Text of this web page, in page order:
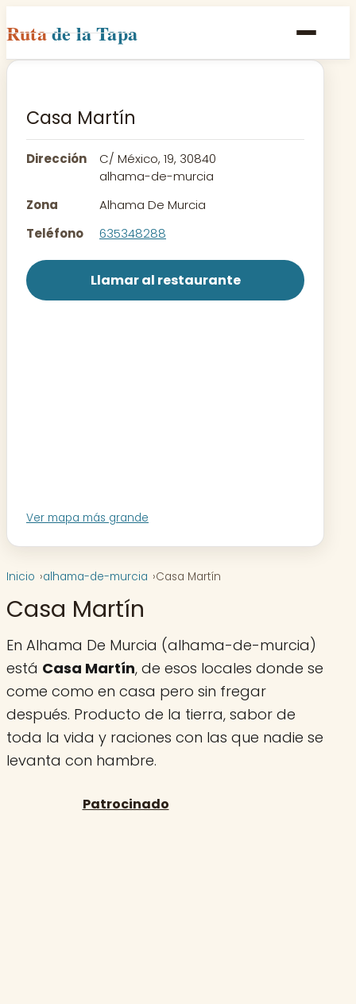
Rutade la Tapa
Inicio
Rutas
Contacto
Casa Martín
Dirección
C/ México, 19, 30840
alhama-de-murcia
Zona
Alhama De Murcia
Teléfono
635348288
Llamar al restaurante
Ver mapa más grande
Inicio alhama-de-murcia Casa Martín
Casa Martín
En Alhama De Murcia (alhama-de-murcia)
está Casa Martín, de esos locales donde se
come como en casa pero sin fregar
después. Producto de la tierra, sabor de
toda la vida y raciones con las que nadie se
levanta con hambre.